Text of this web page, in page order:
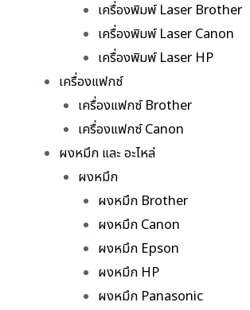
เครื่องพิมพ์ Laser Brother
เครื่องพิมพ์ Laser Canon
เครื่องพิมพ์ Laser HP
เครื่องแฟกซ์
เครื่องแฟกซ์ Brother
เครื่องแฟกซ์ Canon
ผงหมึก และ อะไหล่
ผงหมึก
ผงหมึก Brother
ผงหมึก Canon
ผงหมึก Epson
ผงหมึก HP
ผงหมึก Panasonic